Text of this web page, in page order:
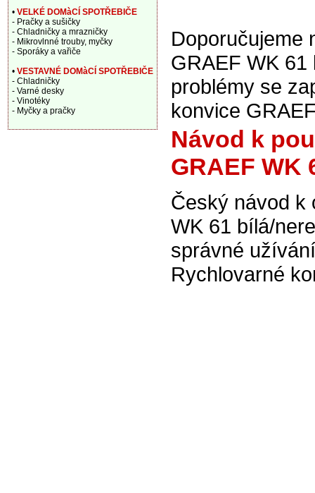
Doporučujeme
GRAEF WK
problémy se
konvice
Návod k
GRAEF WK
Český návod k
WK 61 bílá/
správné
Rychlovarné
• VELKÉ DOMàCÍ SPOTŘEBIČE
- Pračky a sušičky
- Chladničky a mrazničky
- Mikrovlnné trouby, myčky
- Sporáky a vařiče
• VESTAVNÉ DOMàCÍ SPOTŘEBIČE
- Chladničky
- Varné desky
- Vinotéky
- Myčky a pračky